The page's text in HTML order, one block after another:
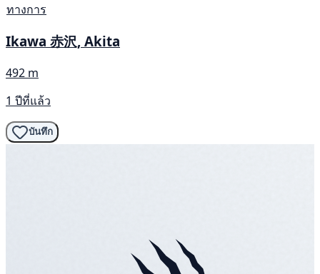
ทางการ
Ikawa 赤沢, Akita
492 m
1 ปีที่แล้ว
บันทึก